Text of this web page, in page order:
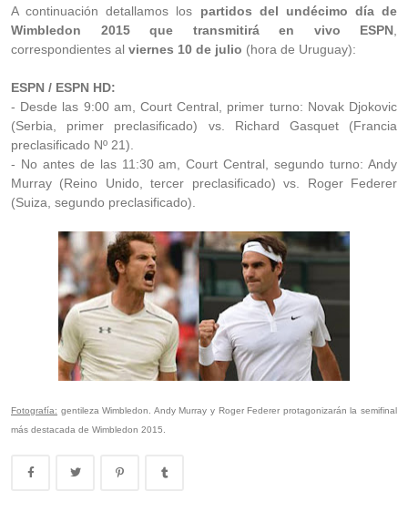
A continuación detallamos los partidos del undécimo día de
Wimbledon 2015 que transmitirá en vivo ESPN
correspondientes al viernes 10 de julio (hora de Uruguay):
ESPN / ESPN HD:
- Desde las 9:00 am, Court Central, primer turno: Novak Djokovic
(Serbia, primer preclasificado) vs. Richard Gasquet (Francia
preclasificado Nº 21).
- No antes de las 11:30 am, Court Central, segundo turno: Andy
Murray (Reino Unido, tercer preclasificado) vs. Roger Federer
(Suiza, segundo preclasificado).
Fotografía: gentileza Wimbledon. Andy Murray y Roger Federer protagonizarán la semifinal
más destacada de Wimbledon 2015.